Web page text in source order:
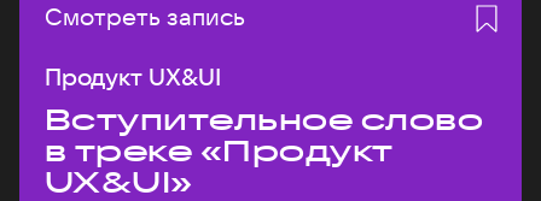
Смотреть запись
Продукт UX&UI
Вступительное слово
в треке «Продукт
UX&UI»